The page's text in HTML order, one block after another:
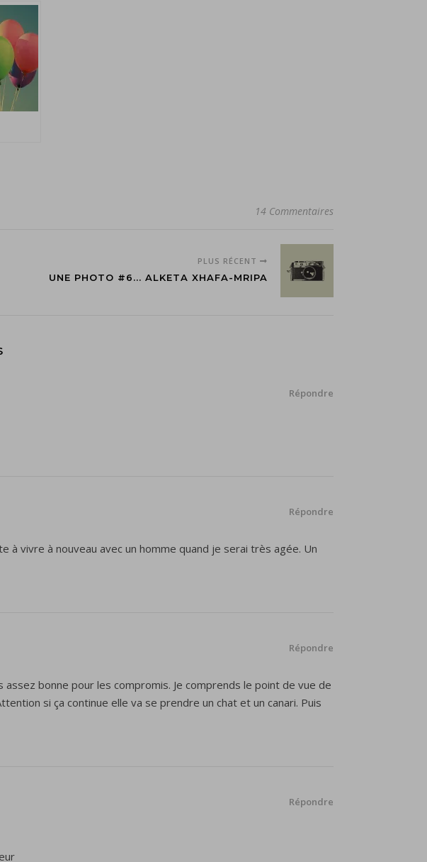
14 Commentaires
PLUS RÉCENT
UNE PHOTO #6... ALKETA XHAFA-MRIPA
Répondre
Répondre
à vivre à nouveau avec un homme quand je serai très agée. Un
Répondre
assez bonne pour les compromis. Je comprends le point de vue de
si ça continue elle va se prendre un chat et un canari. Puis
Répondre